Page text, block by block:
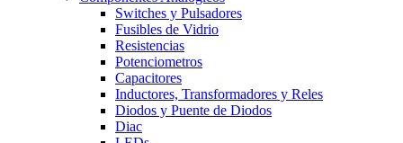
Switches y Pulsadores
Fusibles de Vidrio
Resistencias
Potenciometros
Capacitores
Inductores, Transformadores y Reles
Diodos y Puente de Diodos
Diac